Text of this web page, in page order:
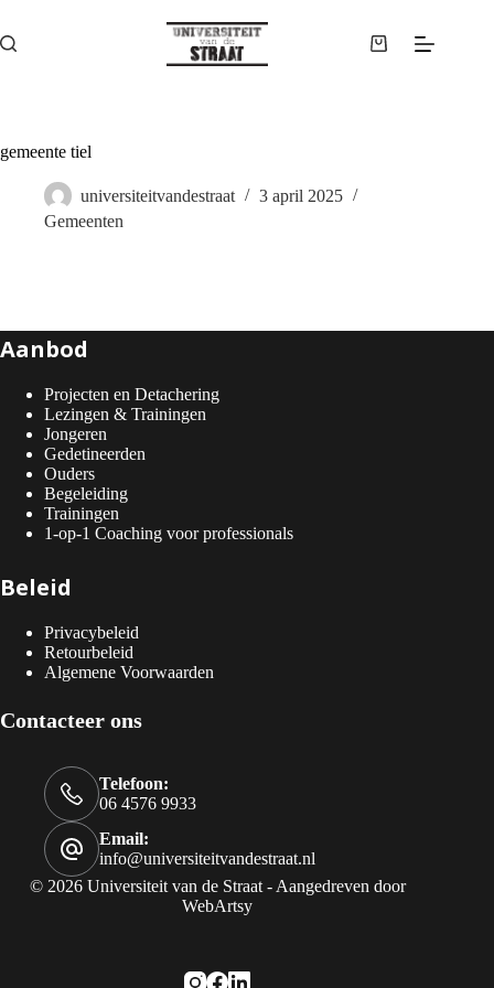
de
Winkelwagen
gemeente tiel
universiteitvandestraat
3 april 2025
Gemeenten
Aanbod
Projecten en Detachering
Lezingen & Trainingen
Jongeren
Gedetineerden
Ouders
Begeleiding
Trainingen
1-op-1 Coaching voor professionals
Beleid
Privacybeleid
Retourbeleid
Algemene Voorwaarden
Contacteer ons
Telefoon:
06 4576 9933
Email:
info@universiteitvandestraat.nl
© 2026 Universiteit van de Straat - Aangedreven door
WebArtsy